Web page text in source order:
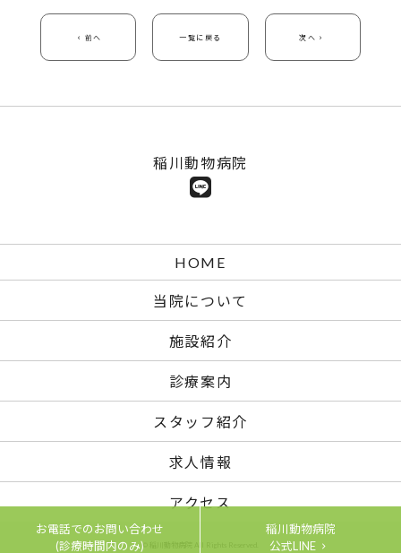
前へ 一覧に戻る 次へ
稲川動物病院
HOME
当院について
施設紹介
診療案内
スタッフ紹介
求人情報
アクセス
お電話でのお問い合わせ
(診療時間内のみ)
稲川動物病院
公式LINE
© 稲川動物病院 All Rights Reserved.